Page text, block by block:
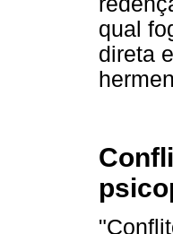
qual
direta